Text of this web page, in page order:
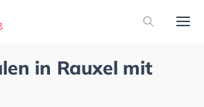
in Rauxel mit